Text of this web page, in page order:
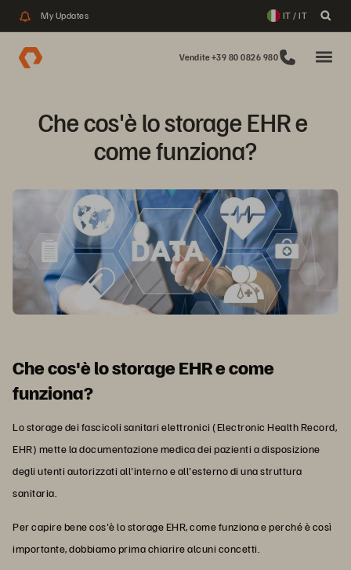
My Updates IT / IT
Vendite +39 80 0826 980
Che cos'è lo storage EHR e
come funziona?
Che cos'è lo storage EHR e come
funziona?
Lo storage dei fascicoli sanitari elettronici (Electronic Health Record,
EHR) mette la documentazione medica dei pazienti a disposizione
degli utenti autorizzati all'interno e all'esterno di una struttura
sanitaria.
Per capire bene cos'è lo storage EHR, come funziona e perché è così
importante, dobbiamo prima chiarire alcuni concetti.